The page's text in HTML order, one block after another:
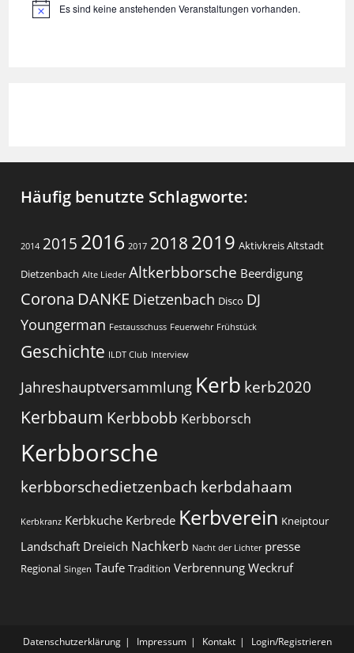
H
Es sind keine anstehenden Veranstaltungen vorhanden.
Häufig benutzte Schlagworte:
2014 2015 2016 2017 2018 2019 Aktivkreis Altstadt
Dietzenbach Alte Lieder Altkerbborsche Beerdigung
Corona DANKE Dietzenbach Disco DJ
Youngerman Festausschuss Feuerwehr Frühstück
Geschichte ILDT Club Interview
Jahreshauptversammlung Kerb kerb2020
Kerbbaum Kerbbobb Kerbborsch
Kerbborsche
kerbborschedietzenbach kerbdahaam
Kerbkranz Kerbkuche Kerbrede Kerbverein Kneiptour
Landschaft Dreieich Nachkerb Nacht der Lichter presse
Regional Singen Taufe Tradition Verbrennung Weckruf
Datenschutzerklärung Impressum Kontakt Login/Registrieren